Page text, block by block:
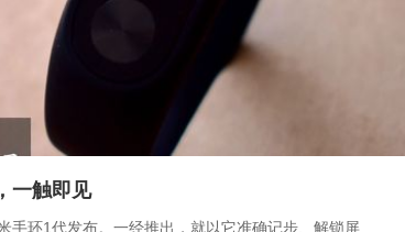
一触即见
手环1代发布。一经推出，就以它准确记步、解锁屏